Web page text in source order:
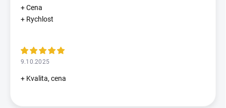
+ Cena
+ Rychlost
9.10.2025
+ Kvalita, cena